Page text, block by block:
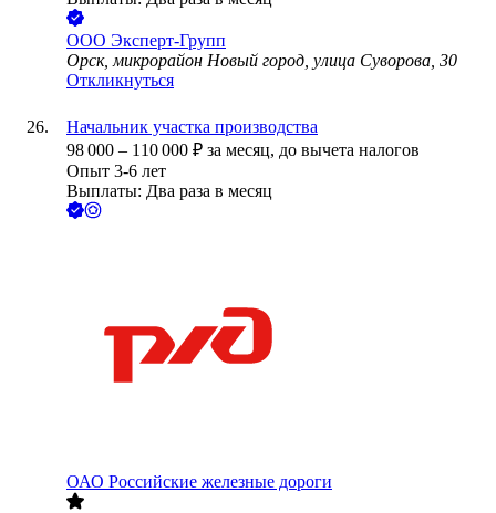
ООО Эксперт-Групп
Орск, микрорайон Новый город, улица Суворова, 30
Откликнуться
Начальник участка производства
98 000 – 110 000 ₽ за месяц, до вычета налогов
Опыт 3-6 лет
Выплаты: Два раза в месяц
ОАО Российские железные дороги